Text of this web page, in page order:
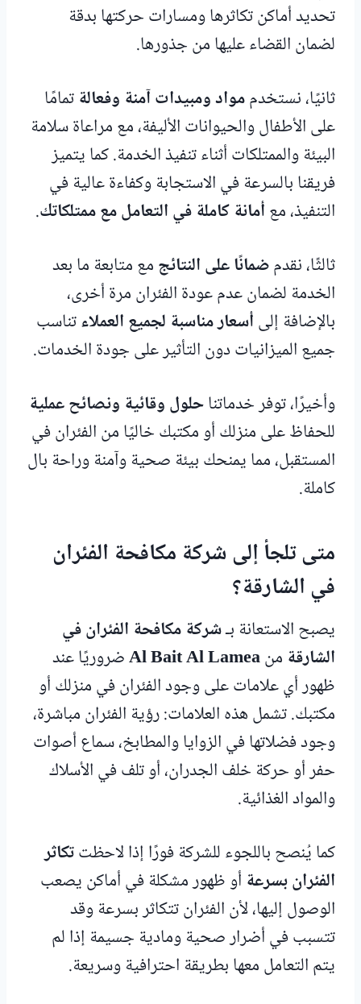
تحديد أماكن تكاثرها ومسارات حركتها بدقة
لضمان القضاء عليها من جذورها.
ثانيًا، نستخدممواد ومبيدات آمنة وفعالةتمامًا
على الأطفال والحيوانات الأليفة، مع مراعاة سلامة
البيئة والممتلكات أثناء تنفيذ الخدمة. كما يتميز
فريقنا بالسرعة في الاستجابة وكفاءة عالية في
التنفيذ، معأمانة كاملة في التعامل مع ممتلكاتك.
ثالثًا، نقدمضمانًا على النتائجمع متابعة ما بعد
الخدمة لضمان عدم عودة الفئران مرة أخرى،
بالإضافة إلىأسعار مناسبة لجميع العملاءتناسب
جميع الميزانيات دون التأثير على جودة الخدمات.
وأخيرًا، توفر خدماتناحلول وقائية ونصائح عملية
للحفاظ على منزلك أو مكتبك خاليًا من الفئران في
المستقبل، مما يمنحك بيئة صحية وآمنة وراحة بال
كاملة.
متى تلجأ إلى شركة مكافحة الفئران
في الشارقة؟
يصبح الاستعانة بـشركة مكافحة الفئران في
الشارقة منAl Bait Al Lameaضروريًا عند
ظهور أي علامات على وجود الفئران في منزلك أو
مكتبك. تشمل هذه العلامات: رؤية الفئران مباشرة،
وجود فضلاتها في الزوايا والمطابخ، سماع أصوات
حفر أو حركة خلف الجدران، أو تلف في الأسلاك
والمواد الغذائية.
كما يُنصح باللجوء للشركة فورًا إذا لاحظتتكاثر
الفئران بسرعة أو ظهور مشكلة في أماكن يصعب
الوصول إليها، لأن الفئران تتكاثر بسرعة وقد
تتسبب في أضرار صحية ومادية جسيمة إذا لم
يتم التعامل معها بطريقة احترافية وسريعة.